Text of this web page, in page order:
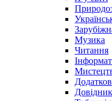
Музика
Читання